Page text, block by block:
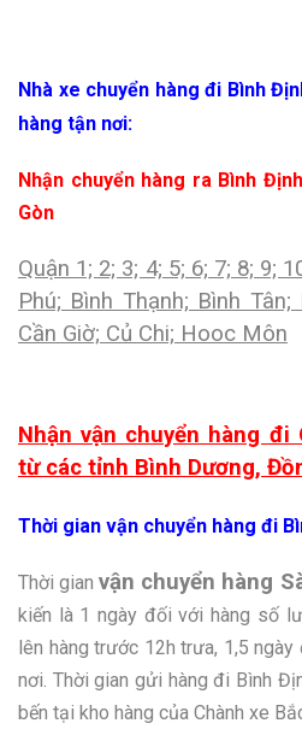
Nhà xe chuyển hàng đi Bình
hàng tận nơi:
Nhận chuyển hàng ra Bình
Gòn
Quận 1; 2; 3; 4; 5; 6; 7; 8; 9;
Phú; Bình Thạnh; Bình
Cần Giờ; Củ Chi; Hooc Môn
Nhận vận chuyển hàng đi
từ các tỉnh Bình Dương,
Thời gian vận chuyển hàng đi
Thời gianvận chuyển hàng
kiến là 1 ngày đối với hàng số
lên hàng trước 12h trưa, 1,5
nơi. Thời gian gửi hàng đi Bình
bến tại kho hàng của Chành xe